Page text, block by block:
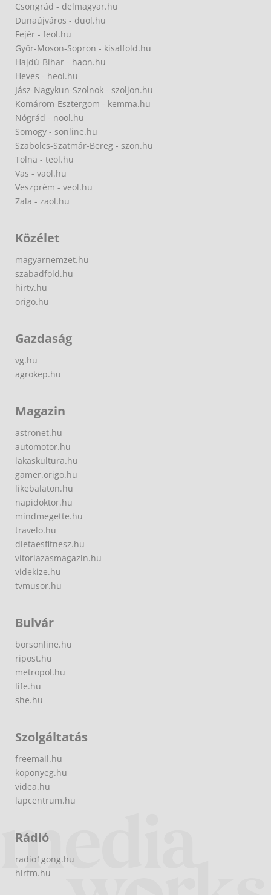
Csongrád - delmagyar.hu
Dunaújváros - duol.hu
Fejér - feol.hu
Győr-Moson-Sopron - kisalfold.hu
Hajdú-Bihar - haon.hu
Heves - heol.hu
Jász-Nagykun-Szolnok - szoljon.hu
Komárom-Esztergom - kemma.hu
Nógrád - nool.hu
Somogy - sonline.hu
Szabolcs-Szatmár-Bereg - szon.hu
Tolna - teol.hu
Vas - vaol.hu
Veszprém - veol.hu
Zala - zaol.hu
Közélet
magyarnemzet.hu
szabadfold.hu
hirtv.hu
origo.hu
Gazdaság
vg.hu
agrokep.hu
Magazin
astronet.hu
automotor.hu
lakaskultura.hu
gamer.origo.hu
likebalaton.hu
napidoktor.hu
mindmegette.hu
travelo.hu
dietaesfitnesz.hu
vitorlazasmagazin.hu
videkize.hu
tvmusor.hu
Bulvár
borsonline.hu
ripost.hu
metropol.hu
life.hu
she.hu
Szolgáltatás
freemail.hu
koponyeg.hu
videa.hu
lapcentrum.hu
Rádió
radio1gong.hu
hirfm.hu